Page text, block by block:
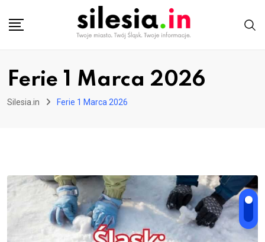
Ferie 1 Marca 2026
Silesia.in Ferie 1 Marca 2026